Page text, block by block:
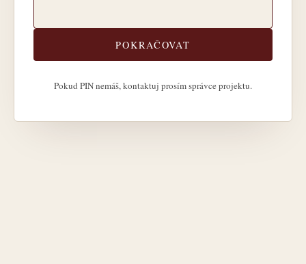
POKRAČOVAT
Pokud PIN nemáš, kontaktuj prosím správce projektu.